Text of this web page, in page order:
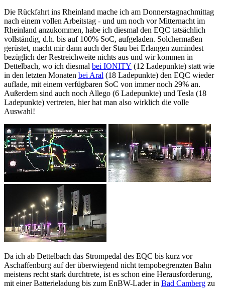
Die Rückfahrt ins Rheinland mache ich am Donnerstagnachmittag
nach einem vollen Arbeitstag - und um noch vor Mitternacht im
Rheinland anzukommen, habe ich diesmal den EQC tatsächlich
vollständig, d.h. bis auf 100% SoC, aufgeladen. Solchermaßen
gerüstet, macht mir dann auch der Stau bei Erlangen zumindest
bezüglich der Restreichweite nichts aus und wir kommen in
Dettelbach, wo ich diesmal bei IONITY (12 Ladepunkte) statt wie
in den letzten Monaten bei Aral (18 Ladepunkte) den EQC wieder
auflade, mit einem verfügbaren SoC von immer noch 29% an.
Außerdem sind auch noch Allego (6 Ladepunkte) und Tesla (18
Ladepunkte) vertreten, hier hat man also wirklich die volle
Auswahl!
Da ich ab Dettelbach das Strompedal des EQC bis kurz vor
Aschaffenburg auf der überwiegend nicht tempobegrenzten Bahn
meistens recht stark durchtrete, ist es schon eine Herausforderung,
mit einer Batterieladung bis zum EnBW-Lader in Bad Camberg zu